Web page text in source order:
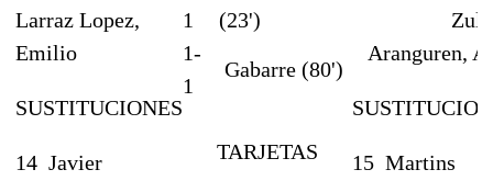
Larraz Lopez,
Emilio
SUSTITUCIONES
14 Javier
1
(23')
1-
1
Gabarre (80')
TARJETAS
Aranguren,
15 Martins